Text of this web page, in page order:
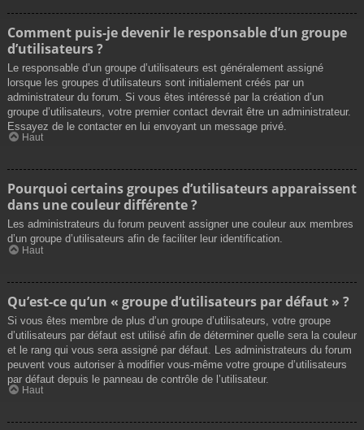
Comment puis-je devenir le responsable d’un groupe
d’utilisateurs ?
Le responsable d’un groupe d’utilisateurs est généralement assigné
lorsque les groupes d’utilisateurs sont initialement créés par un
administrateur du forum. Si vous êtes intéressé par la création d’un
groupe d’utilisateurs, votre premier contact devrait être un administrateur.
Essayez de le contacter en lui envoyant un message privé.
Haut
Pourquoi certains groupes d’utilisateurs apparaissent
dans une couleur différente ?
Les administrateurs du forum peuvent assigner une couleur aux membres
d’un groupe d’utilisateurs afin de faciliter leur identification.
Haut
Qu’est-ce qu’un « groupe d’utilisateurs par défaut » ?
Si vous êtes membre de plus d’un groupe d’utilisateurs, votre groupe
d’utilisateurs par défaut est utilisé afin de déterminer quelle sera la couleur
et le rang qui vous sera assigné par défaut. Les administrateurs du forum
peuvent vous autoriser à modifier vous-même votre groupe d’utilisateurs
par défaut depuis le panneau de contrôle de l’utilisateur.
Haut